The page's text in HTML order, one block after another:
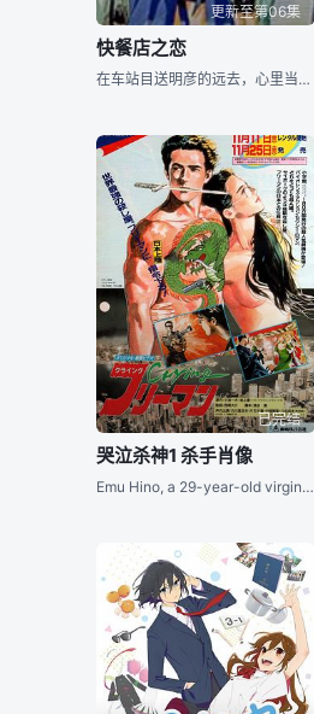
更新至第06集
快餐店之恋
在车站目送明彦的远去，心里当然不是滋味...几通电话后，这个心急的女孩竟然也跑到pia4号店来打工（不知道她是怎么死缠滥打过来的），人家刚来，自然要带人家到处走走看，一个篮球勾起Sayaka的回忆..
已完结
哭泣杀神1 杀手肖像
Emu Hino, a 29-year-old virgin, witnesses a mob hit and fears that the killer will now find her an